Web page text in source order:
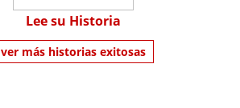
Lee su Historia
ver más historias exitosas